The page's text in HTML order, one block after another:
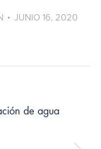
JUNIO 16, 2020
de agua